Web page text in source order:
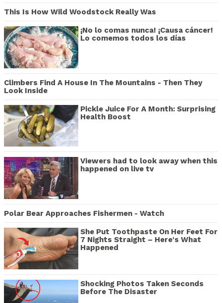
This Is How Wild Woodstock Really Was
¡No lo comas nunca! ¡Causa cáncer!
Lo comemos todos los días
Climbers Find A House In The Mountains - Then They
Look Inside
Pickle Juice For A Month: Surprising
Health Boost
Viewers had to look away when this
happened on live tv
Polar Bear Approaches Fishermen - Watch
She Put Toothpaste On Her Feet For
7 Nights Straight – Here's What
Happened
Shocking Photos Taken Seconds
Before The Disaster